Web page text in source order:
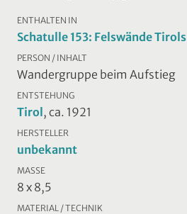
ENTHALTEN IN
Schatulle 153: Felswände Tirols
PERSON / INHALT
Wandergruppe beim Aufstieg
ENTSTEHUNG
Tirol, ca. 1921
HERSTELLER
unbekannt
MASSE
8 x 8,5
MATERIAL / TECHNIK